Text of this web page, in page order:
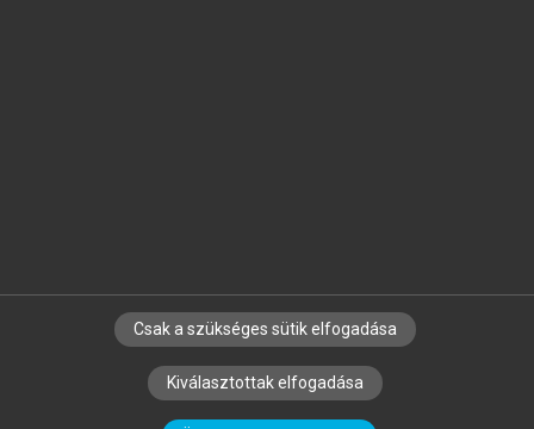
SZERZŐKNEK CÉGEKNEK KÖNYVTÁROSOKNAK
SZERKESZTÉSI ÉS LEKTORÁLÁSI ALAPELVEK
Csak a szükséges sütik elfogadása
Kiválasztottak elfogadása